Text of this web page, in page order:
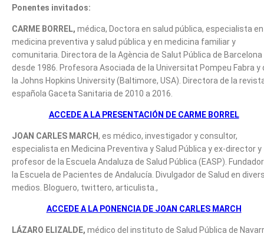
Ponentes invitados:
CARME BORREL, médica, Doctora en salud pública, especialista en
medicina preventiva y salud pública y en medicina familiar y
comunitaria. Directora de la Agència de Salut Pública de Barcelona
desde 1986. Profesora Asociada de la Universitat Pompeu Fabra y
la Johns Hopkins University (Baltimore, USA). Directora de la
española Gaceta Sanitaria de 2010 a 2016.
ACCEDE A LA PRESENTACIÓN DE CARME BORREL
JOAN CARLES MARCH, es médico, investigador y consultor,
especialista en Medicina Preventiva y Salud Pública y ex-director y
profesor de la Escuela Andaluza de Salud Pública (EASP).
la Escuela de Pacientes de Andalucía. Divulgador de Salud en
medios. Bloguero, twittero, articulista.,
ACCEDE A LA PONENCIA DE JOAN CARLES MARCH
LÁZARO ELIZALDE, médico del instituto de Salud Pública de